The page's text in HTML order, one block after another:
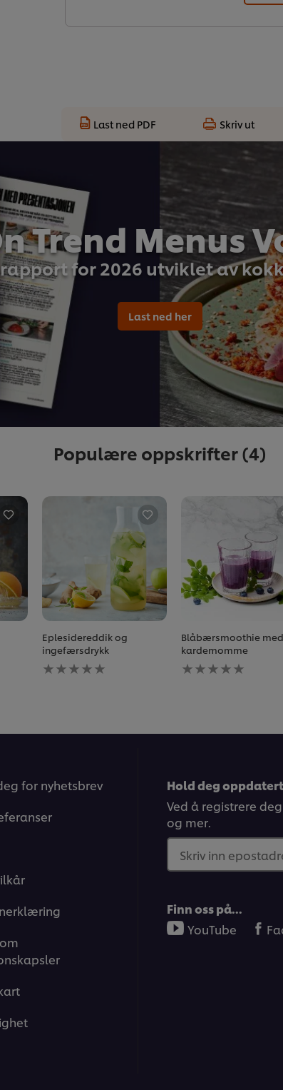
Last ned PDF Skriv ut
Trend Menus
for 2026 utviklet av
Last ned her
Populære oppskrifter(4)
Eplesidereddik og
ingefærsdrykk
Ingen
vurderinger
Blåbærsmoothie med
kardemomme
Ingen
vurderinger
for nyhetsbrev
Hold deg
Ved å registrere
og mer.
Skriv inn
Finn oss på…
YouTube